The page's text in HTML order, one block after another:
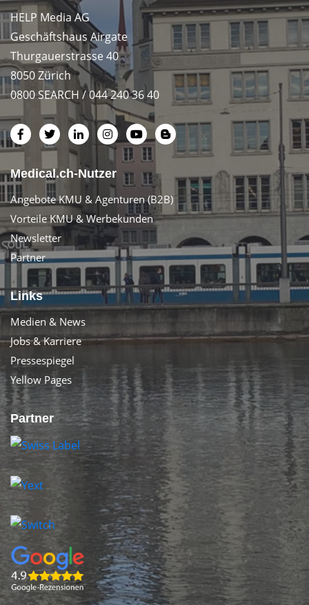
HELP Media AG
Geschäftshaus Airgate
Thurgauerstrasse 40
8050 Zürich
0800 SEARCH / 044 240 36 40
Medical.ch-Nutzer
Angebote KMU & Agenturen (B2B)
Vorteile KMU & Werbekunden
Newsletter
Partner
Links
Medien & News
Jobs & Karriere
Pressespiegel
Yellow Pages
Partner